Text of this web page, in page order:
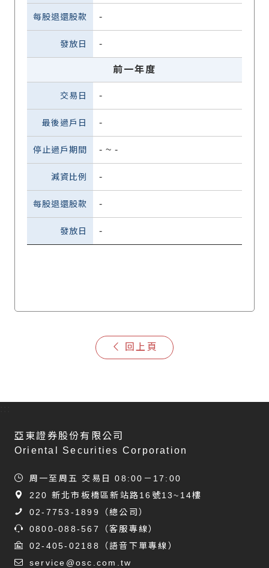
-
-
前一年度
-
-
- ~ -
-
-
-
回上頁
亞東證券股份有限公司
Oriental Securities Corporation
周一至周五 交易日 08:00－17:00
220 新北市板橋區新站路16號13~14樓
02-7753-1899
（總公司）
0800-088-567
（客服專線）
02-405-02188
（語音下單專線）
service@osc.com.tw